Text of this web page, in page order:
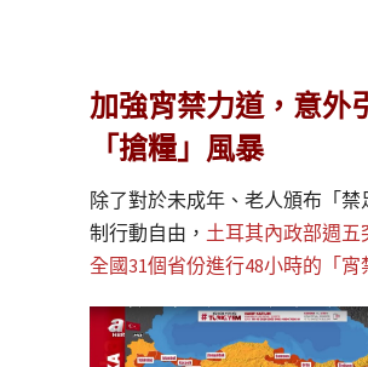
加強宵禁力道，意外
「搶糧」風暴
除了對於未成年、老人頒布「禁
制行動自由， 土耳其內政部週五
全國31個省份進行48小時的「宵